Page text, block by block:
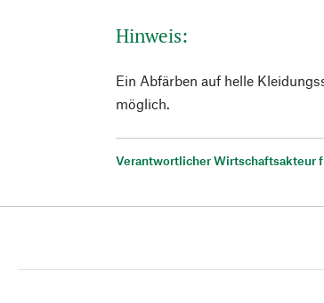
Hinweis:
Ein Abfärben auf helle
möglich.
Verantwortlicher Wirtschaftsakteur